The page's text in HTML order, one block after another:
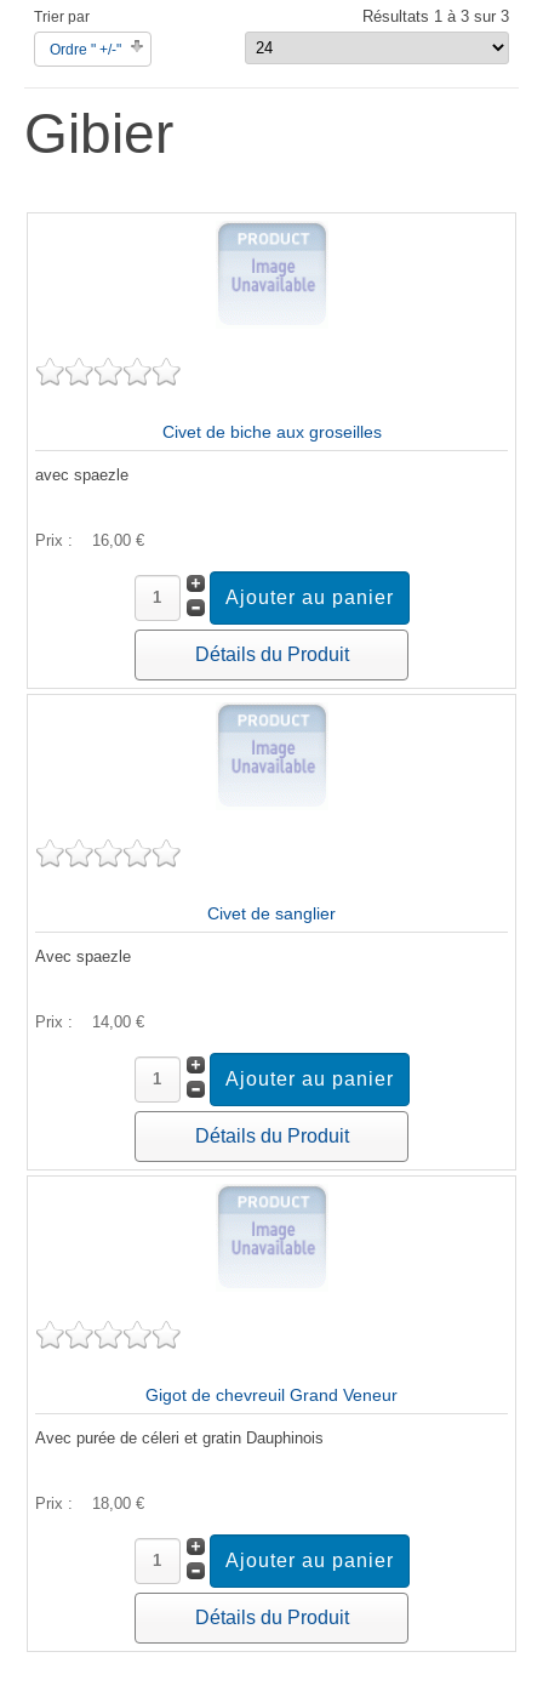
Trier par
Ordre " +/-"
Résultats 1 à 3 sur 3
Gibier
Civet de biche aux groseilles
avec spaezle
Prix : 16,00 €
Détails du Produit
Civet de sanglier
Avec spaezle
Prix : 14,00 €
Détails du Produit
Gigot de chevreuil Grand Veneur
Avec purée de céleri et gratin Dauphinois
Prix : 18,00 €
Détails du Produit